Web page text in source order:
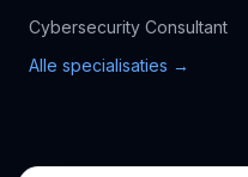
Cybersecurity Consultant
Alle specialisaties →
BEDRIJF